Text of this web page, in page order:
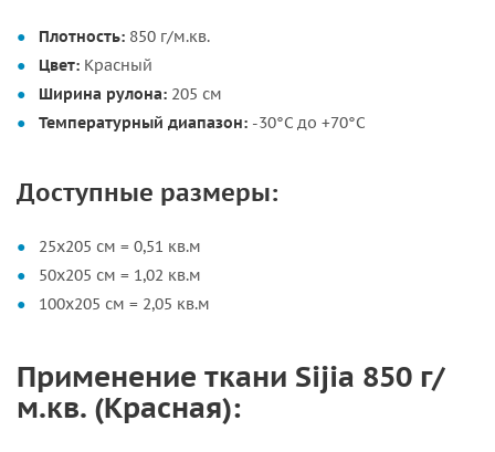
Плотность: 850 г/м.кв.
Цвет: Красный
Ширина рулона: 205 см
Температурный диапазон: -30°C до +70°C
Доступные размеры:
25х205 см = 0,51 кв.м
50х205 см = 1,02 кв.м
100х205 см = 2,05 кв.м
Применение ткани Sijia 850 г/
м.кв. (Красная):